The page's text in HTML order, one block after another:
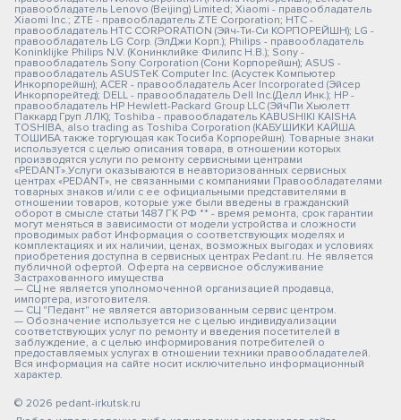
правообладатель Lenovo (Beijing) Limited; Xiaomi - правообладатель
Xiaomi Inc.; ZTE - правообладатель ZTE Corporation; HTC -
правообладатель HTC CORPORATION (Эйч-Ти-Си КОРПОРЕЙШН); LG -
правообладатель LG Corp. (ЭлДжи Корп.); Philips - правообладатель
Koninklijke Philips N.V. (Конинклийке Филипс Н.В.); Sony -
правообладатель Sony Corporation (Сони Корпорейшн); ASUS -
правообладатель ASUSTeK Computer Inc. (Асустек Компьютер
Инкорпорейшн); ACER - правообладатель Acer Incorporated (Эйсер
Инкорпорейтед); DELL - правообладатель Dell Inc.(Делл Инк.); HP -
правообладатель HP Hewlett-Packard Group LLC (ЭйчПи Хьюлетт
Паккард Груп ЛЛК); Toshiba - правообладатель KABUSHIKI KAISHA
TOSHIBA, also trading as Toshiba Corporation (КАБУШИКИ КАЙША
ТОШИБА также торгующая как Тосиба Корпорейшн). Товарные знаки
используется с целью описания товара, в отношении которых
производятся услуги по ремонту сервисными центрами
«PEDANT».Услуги оказываются в неавторизованных сервисных
центрах «PEDANT», не связанными с компаниями Правообладателями
товарных знаков и/или с ее официальными представителями в
отношении товаров, которые уже были введены в гражданский
оборот в смысле статьи 1487 ГК РФ ** - время ремонта, срок гарантии
могут меняться в зависимости от модели устройства и сложности
проводимых работ Информация о соответствующих моделях и
комплектациях и их наличии, ценах, возможных выгодах и условиях
приобретения доступна в сервисных центрах Pedant.ru. Не является
публичной офертой. Оферта на сервисное обслуживание
Застрахованного имущества
— СЦ не является уполномоченной организацией продавца,
импортера, изготовителя.
— СЦ "Педант" не является авторизованным сервис центром.
— Обозначение используется не с целью индивидуализации
соответствующих услуг по ремонту и введения посетителей в
заблуждение, а с целью информирования потребителей о
предоставляемых услугах в отношении техники правообладателей.
Вся информация на сайте носит исключительно информационный
характер.
© 2026 pedant-irkutsk.ru